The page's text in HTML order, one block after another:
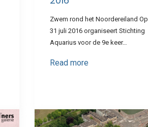
Zwem rond het Noordereiland Op
31 juli 2016 organiseert Stichting
Aquarius voor de 9e keer…
Read more